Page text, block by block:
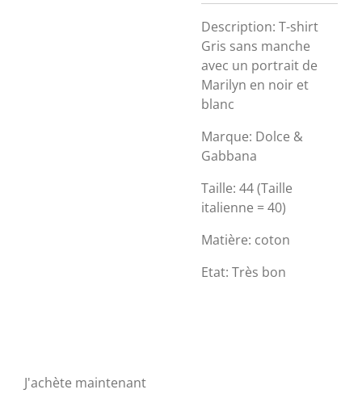
Description: T-shirt
Gris sans manche
avec un portrait de
Marilyn en noir et
blanc
Marque: Dolce &
Gabbana
Taille: 44 (Taille
italienne = 40)
Matière: coton
Etat: Très bon
J'achète maintenant